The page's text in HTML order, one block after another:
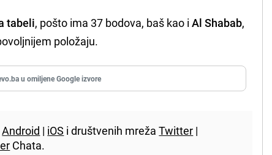
tabeli, pošto ima 37 bodova, baš kao iAl Shabab,
položaju.
u omiljene Google izvore
Android | iOS i društvenih mrežaTwitter |
Chata.